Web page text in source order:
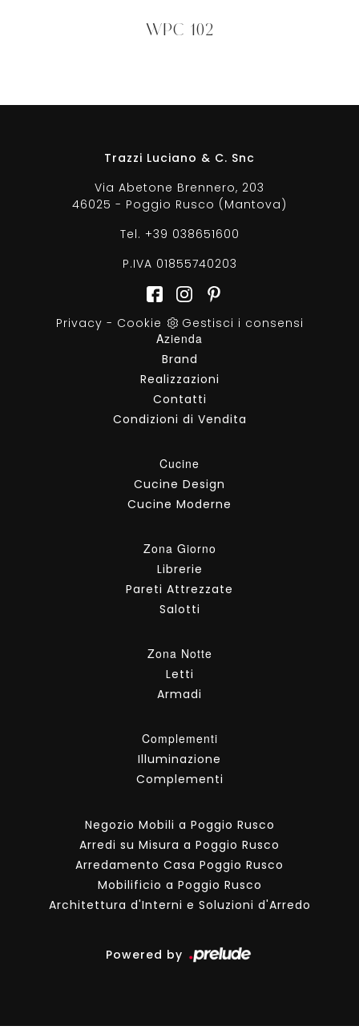
WPC 102
Trazzi Luciano & C. Snc
Via Abetone Brennero, 203
46025 - Poggio Rusco (Mantova)
Tel. +39 038651600
P.IVA 01855740203
Privacy - Cookie
Gestisci i consensi
Azienda
Brand
Realizzazioni
Contatti
Condizioni di Vendita
Cucine
Cucine Design
Cucine Moderne
Zona Giorno
Librerie
Pareti Attrezzate
Salotti
Zona Notte
Letti
Armadi
Complementi
Illuminazione
Complementi
Negozio Mobili a Poggio Rusco
Arredi su Misura a Poggio Rusco
Arredamento Casa Poggio Rusco
Mobilificio a Poggio Rusco
Architettura d'Interni e Soluzioni d'Arredo
Powered by